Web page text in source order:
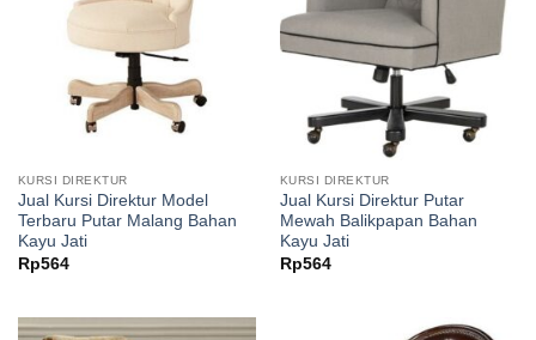
KURSI DIREKTUR
Jual Kursi Direktur Model
Terbaru Putar Malang Bahan
Kayu Jati
Rp564
KURSI DIREKTUR
Jual Kursi Direktur Putar
Mewah Balikpapan Bahan
Kayu Jati
Rp564